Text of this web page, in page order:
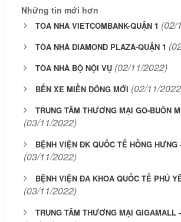
Những tin mới hơn
TÒA NHÀ VIETCOMBANK-QUẬN 1 (02/
TÒA NHÀ DIAMOND PLAZA-QUẬN 1
TÒA NHÀ BỘ NỘI VỤ (02/11/2022)
BẾN XE MIỀN ĐÔNG MỚI (02/11/
TRUNG TÂM THƯƠNG MẠI GO-BUÔN
(03/11/2022)
BỆNH VIỆN ĐK QUỐC TẾ HỒNG HƯNG
(03/11/2022)
BỆNH VIỆN ĐA KHOA QUỐC TẾ PHÚ
(03/11/2022)
TRUNG TÂM THƯƠNG MẠI GIGAMALL